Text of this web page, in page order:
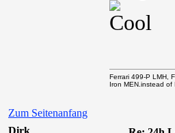
Zum Seitenanfang
Ferrari 499-P LMH,
Iron MEN.instead of
Dirk